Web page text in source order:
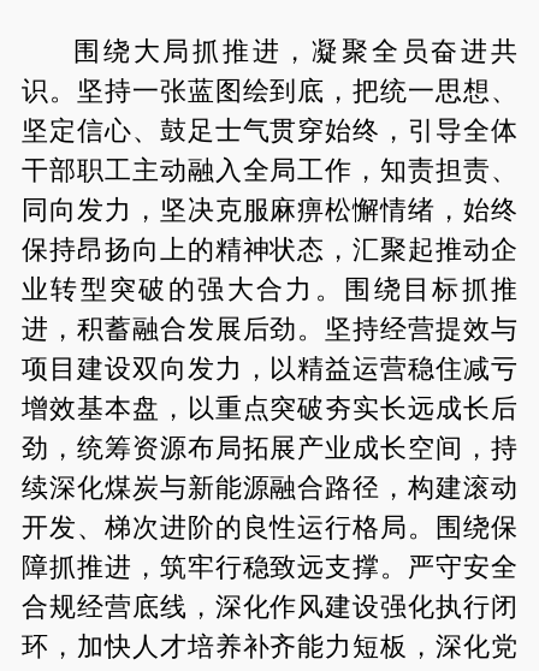
围绕大局抓推进，凝聚全员奋进共
识。坚持一张蓝图绘到底，把统一思想、
坚定信心、鼓足士气贯穿始终，引导全体
干部职工主动融入全局工作，知责担责、
同向发力，坚决克服麻痹松懈情绪，始终
保持昂扬向上的精神状态，汇聚起推动企
业转型突破的强大合力。围绕目标抓推
进，积蓄融合发展后劲。坚持经营提效与
项目建设双向发力，以精益运营稳住减亏
增效基本盘，以重点突破夯实长远成长后
劲，统筹资源布局拓展产业成长空间，持
续深化煤炭与新能源融合路径，构建滚动
开发、梯次进阶的良性运行格局。围绕保
障抓推进，筑牢行稳致远支撑。严守安全
合规经营底线，深化作风建设强化执行闭
环，加快人才培养补齐能力短板，深化党